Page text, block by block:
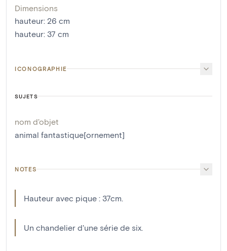
Dimensions
hauteur: 26 cm
hauteur: 37 cm
ICONOGRAPHIE
SUJETS
nom d'objet
animal fantastique[ornement]
NOTES
Hauteur avec pique : 37cm.
Un chandelier d'une série de six.